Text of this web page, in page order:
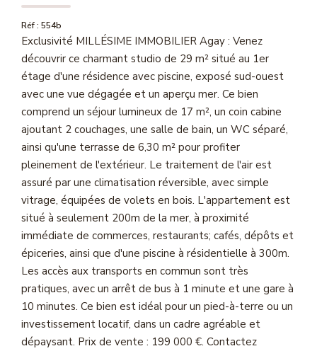
Millésimme Immobilier N°11
Magasine Vendu Boulouris
Magasine Vendu St-Raphaël/Fréjus
CONTACT
Réf : 554b
Exclusivité MILLÉSIME IMMOBILIER Agay : Venez
découvrir ce charmant studio de 29 m² situé au 1er
étage d'une résidence avec piscine, exposé sud-ouest
avec une vue dégagée et un aperçu mer. Ce bien
comprend un séjour lumineux de 17 m², un coin cabine
ajoutant 2 couchages, une salle de bain, un WC séparé,
ainsi qu'une terrasse de 6,30 m² pour profiter
pleinement de l'extérieur. Le traitement de l'air est
assuré par une climatisation réversible, avec simple
vitrage, équipées de volets en bois. L'appartement est
situé à seulement 200m de la mer, à proximité
immédiate de commerces, restaurants; cafés, dépôts et
épiceries, ainsi que d'une piscine à résidentielle à 300m.
Les accès aux transports en commun sont très
pratiques, avec un arrêt de bus à 1 minute et une gare à
10 minutes. Ce bien est idéal pour un pied-à-terre ou un
investissement locatif, dans un cadre agréable et
dépaysant. Prix de vente : 199 000 €. Contactez